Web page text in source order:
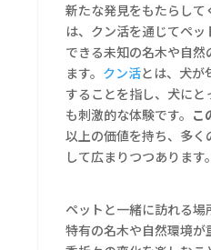
新たな発見をもたらして
は、クン活を通じてペ
できる未知の名木や自
ます。 クン活とは、犬が
することを指し、犬にと
も刺激的な体験です。 こ
以上の価値を持ち、多く
して広まりつつあります。
ペットと一緒に訪れる
特有の名木や自然環境